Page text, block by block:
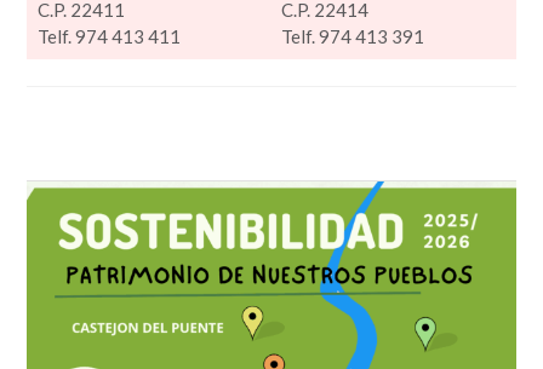
C.P. 22411
Telf. 974 413 411
C.P. 22414
Telf. 974 413 391